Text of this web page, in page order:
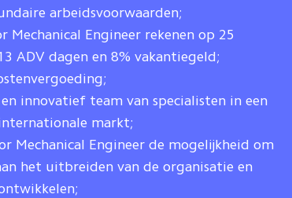
arbeidsvoorwaarden;
Mechanical Engineer rekenen op 25
ADV dagen en 8% vakantiegeld;
innovatief team van specialisten in een
markt;
Mechanical Engineer de mogelijkheid om
het uitbreiden van de organisatie en